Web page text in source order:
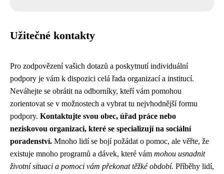
Užitečné kontakty
Pro zodpovězení vašich dotazů a poskytnutí individuální
podpory je vám k dispozici celá řada organizací a institucí.
Neváhejte se obrátit na odborníky, kteří vám pomohou
zorientovat se v možnostech a vybrat tu nejvhodnější formu
podpory. Kontaktujte svou obec, úřad práce nebo
neziskovou organizaci, které se specializují na sociální
poradenství. Mnoho lidí se bojí požádat o pomoc, ale věřte, že
existuje mnoho programů a dávek, které vám mohou usnadnit
životní situaci a pomoci vám překonat těžké období. Příběhy lidí,